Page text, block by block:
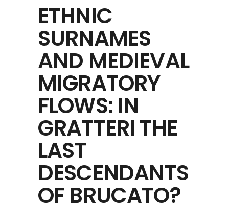
ETHNIC
SURNAMES
AND MEDIEVAL
MIGRATORY
FLOWS: IN
GRATTERI THE
LAST
DESCENDANTS
OF BRUCATO?